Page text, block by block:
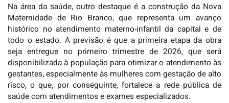
Na área da saúde, outro destaque é a construção da Nova
Maternidade de Rio Branco, que representa um avanço
histórico no atendimento materno-infantil da capital e de
todo o estado. A previsão é que a primeira etapa da obra
seja entregue no primeiro trimestre de 2026, que será
disponibilizada à população para otimizar o atendimento às
gestantes, especialmente às mulheres com gestação de alto
risco, o que, por conseguinte, fortalece a rede pública de
saúde com atendimentos e exames especializados.